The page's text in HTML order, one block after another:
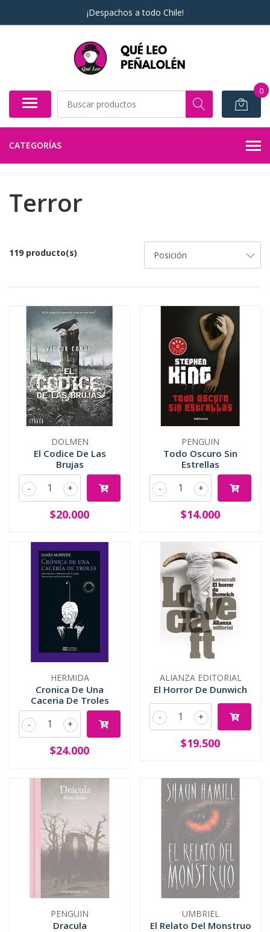
¡Despachos a todo Chile!
0
CATEGORÍAS
Terror
119 producto(s)
DOLMEN
El Codice De Las
Brujas
+
-
$20.000
PENGUIN
Todo Oscuro Sin
Estrellas
+
-
$14.000
HERMIDA
Cronica De Una
Caceria De Troles
+
-
$24.000
ALIANZA EDITORIAL
El Horror De Dunwich
+
-
$19.500
PENGUIN
Dracula
UMBRIEL
El Relato Del Monstruo